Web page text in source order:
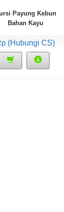
Payung Kebun
Bahan Kayu
(Hubungi CS)